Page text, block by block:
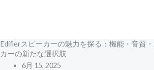
ス
キ
Edifierスピーカーの魅力を探る：機能・音質
カーの新たな選択肢
6月 15, 2025